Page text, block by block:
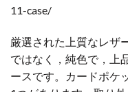
11-case/
厳選された上質なレザ
ではなく，純色で，上
ースです。カードポケ